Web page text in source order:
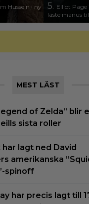
Hussein i ny
5. Elliot Page
läste manus
MEST LÄST
of Zelda” blir
sista roller
lagt ned David
amerikanska
spinoff
har precis lagt till